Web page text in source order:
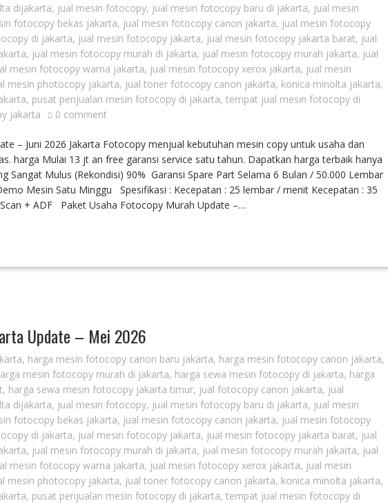
dijakarta, jual mesin fotocopy, jual mesin fotocopy baru di jakarta, jual mesin
fotocopy bekas jakarta, jual mesin fotocopy canon jakarta, jual mesin fotocopy
di jakarta, jual mesin fotocopy jakarta, jual mesin fotocopy jakarta barat, jual
, jual mesin fotocopy murah di jakarta, jual mesin fotocopy murah jakarta, jual
mesin fotocopy warna jakarta, jual mesin fotocopy xerox jakarta, jual mesin
mesin photocopy jakarta, jual toner fotocopy canon jakarta, konica minolta jakarta,
, pusat penjualan mesin fotocopy di jakarta, tempat jual mesin fotocopy di
jakarta 0 comment
– Juni 2026 Jakarta Fotocopy menjual kebutuhan mesin copy untuk usaha dan
harga Mulai 13 jt an free garansi service satu tahun. Dapatkan harga terbaik hanya
Sangat Mulus (Rekondisi) 90% Garansi Spare Part Selama 6 Bulan / 50.000 Lembar
Mesin Satu Minggu Spesifikasi : Kecepatan : 25 lembar / menit Kecepatan : 35
+ ADF Paket Usaha Fotocopy Murah Update –…
Update – Mei 2026
, harga mesin fotocopy canon baru jakarta, harga mesin fotocopy canon jakarta,
mesin fotocopy murah di jakarta, harga sewa mesin fotocopy di jakarta, harga
, harga sewa mesin fotocopy jakarta timur, jual fotocopy canon jakarta, jual
dijakarta, jual mesin fotocopy, jual mesin fotocopy baru di jakarta, jual mesin
fotocopy bekas jakarta, jual mesin fotocopy canon jakarta, jual mesin fotocopy
di jakarta, jual mesin fotocopy jakarta, jual mesin fotocopy jakarta barat, jual
, jual mesin fotocopy murah di jakarta, jual mesin fotocopy murah jakarta, jual
mesin fotocopy warna jakarta, jual mesin fotocopy xerox jakarta, jual mesin
mesin photocopy jakarta, jual toner fotocopy canon jakarta, konica minolta jakarta,
, pusat penjualan mesin fotocopy di jakarta, tempat jual mesin fotocopy di